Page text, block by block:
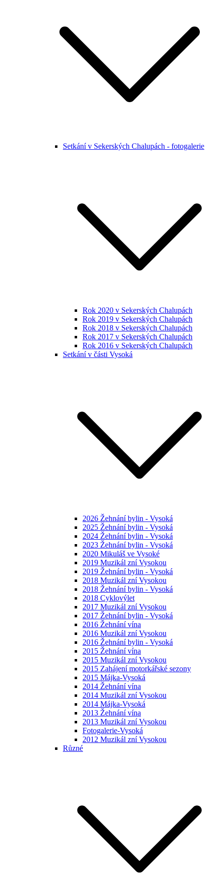
Setkání v Sekerských Chalupách - fotogalerie
Rok 2020 v Sekerských Chalupách
Rok 2019 v Sekerských Chalupách
Rok 2018 v Sekerských Chalupách
Rok 2017 v Sekerských Chalupách
Rok 2016 v Sekerských Chalupách
Setkání v části Vysoká
2026 Žehnání bylin - Vysoká
2025 Žehnání bylin - Vysoká
2024 Žehnání bylin - Vysoká
2023 Žehnání bylin - Vysoká
2020 Mikuláš ve Vysoké
2019 Muzikál zní Vysokou
2019 Žehnání bylin - Vysoká
2018 Muzikál zní Vysokou
2018 Žehnání bylin - Vysoká
2018 Cyklovýlet
2017 Muzikál zní Vysokou
2017 Žehnání bylin - Vysoká
2016 Žehnání vína
2016 Muzikál zní Vysokou
2016 Žehnání bylin - Vysoká
2015 Žehnání vína
2015 Muzikál zní Vysokou
2015 Zahájení motorkářské sezony
2015 Májka-Vysoká
2014 Žehnání vína
2014 Muzikál zní Vysokou
2014 Májka-Vysoká
2013 Žehnání vína
2013 Muzikál zní Vysokou
Fotogalerie-Vysoká
2012 Muzikál zní Vysokou
Různé